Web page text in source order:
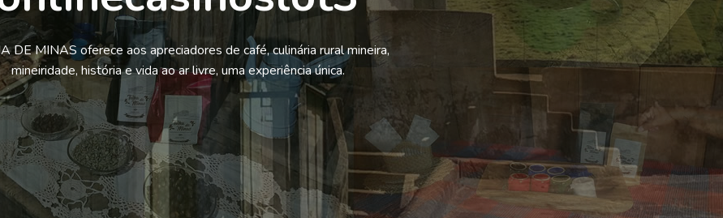
DE MINAS oferece aos apreciadores de café, culinária rural mineira,
mineiridade, história e vida ao ar livre, uma experiência única.